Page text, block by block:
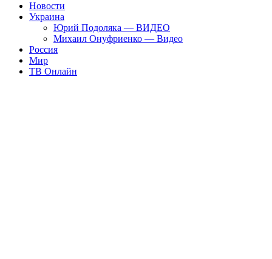
Новости
Украина
Юрий Подоляка — ВИДЕО
Михаил Онуфриенко — Видео
Россия
Мир
ТВ Онлайн